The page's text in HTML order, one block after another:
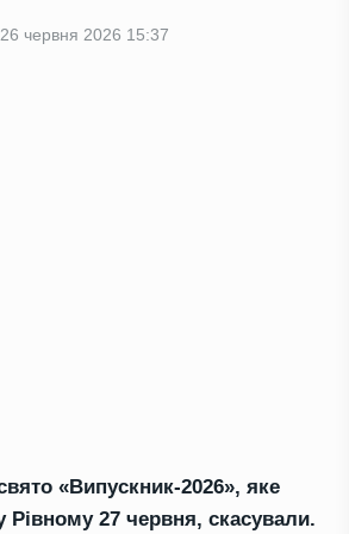
26 червня 2026 15:37
«Випускник-2026», яке
Рівному 27 червня, скасували.